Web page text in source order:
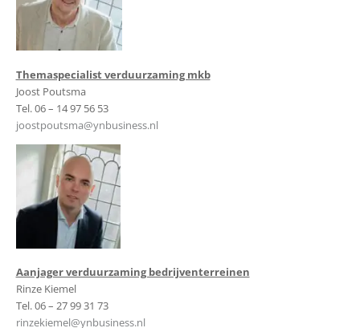
Themaspecialist verduurzaming mkb
Joost Poutsma
Tel. 06 – 14 97 56 53
joostpoutsma@ynbusiness.nl
Aanjager verduurzaming bedrijventerreinen
Rinze Kiemel
Tel. 06 – 27 99 31 73
rinzekiemel@ynbusiness.nl